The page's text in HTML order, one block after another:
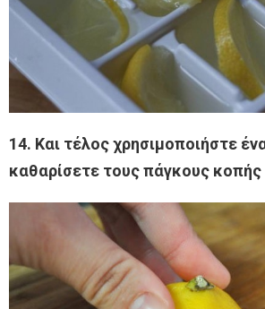
14. Και τέλος χρησιμοποιήστε
καθαρίσετε τους πάγκους κοπής